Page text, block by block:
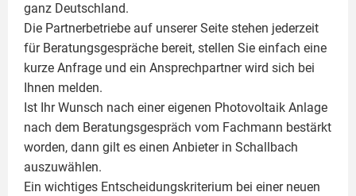
ganz Deutschland.
Die Partnerbetriebe auf unserer Seite stehen jederzeit
für Beratungsgespräche bereit, stellen Sie einfach eine
kurze Anfrage und ein Ansprechpartner wird sich bei
Ihnen melden.
Ist Ihr Wunsch nach einer eigenen Photovoltaik Anlage
nach dem Beratungsgespräch vom Fachmann bestärkt
worden, dann gilt es einen Anbieter in Schallbach
auszuwählen.
Ein wichtiges Entscheidungskriterium bei einer neuen